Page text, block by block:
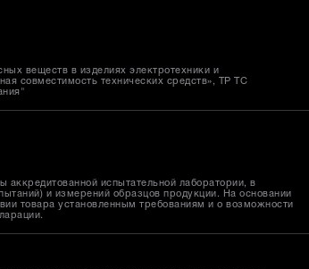
веществ в изделиях электротехники и
совместимость технических средств», ТР ТС
испытательной лаборатории, в
и измерений образцов продукции. На основании
товара установленным требованиям и о возможности